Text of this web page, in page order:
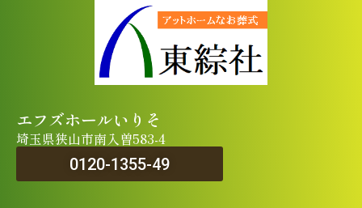
エフズホールいりそ
埼玉県狭山市南入曽583-4
0120-1355-49